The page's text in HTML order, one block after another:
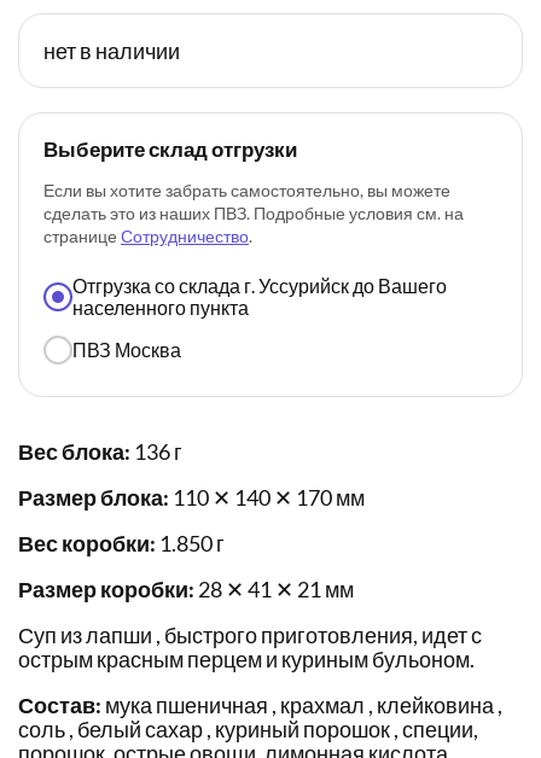
нет в наличии
Выберите склад отгрузки
Если вы хотите забрать самостоятельно, вы можете
сделать это из наших ПВЗ. Подробные условия см. на
странице Сотрудничество.
Отгрузка со склада г. Уссурийск до Вашего
населенного пункта
ПВЗ Москва
Вес блока: 136 г
Размер блока: 110 ✕ 140 ✕ 170 мм
Вес коробки: 1.850 г
Размер коробки: 28 ✕ 41 ✕ 21 мм
Суп из лапши , быстрого приготовления, идет с
острым красным перцем и куриным бульоном.
Состав: мука пшеничная , крахмал , клейковина ,
соль , белый сахар , куриный порошок , специи,